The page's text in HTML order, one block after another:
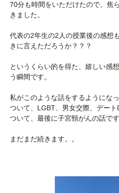
70分も時間をいただけたので、焦
きました。
代表の2年生の2人の授業後の感想
きに言えただろうか？？？
というくらい的を得た、嬉しい感
う瞬間です。
私がこのような話をするようにな
ついて、LGBT、男女交際、デー
ついて、最後に子宮頸がんの話です
まだまだ続きます。。